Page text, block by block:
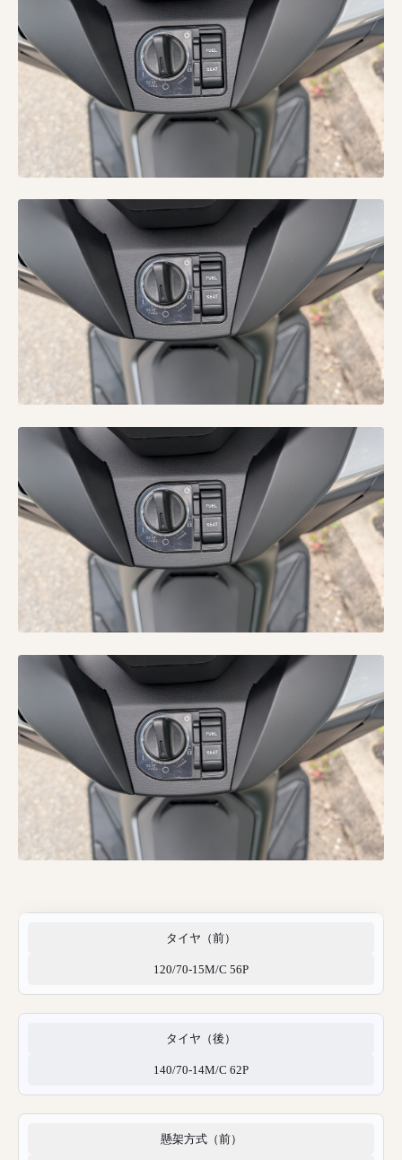
タイヤ（前）
120/70-15M/C 56P
タイヤ（後）
140/70-14M/C 62P
懸架方式（前）